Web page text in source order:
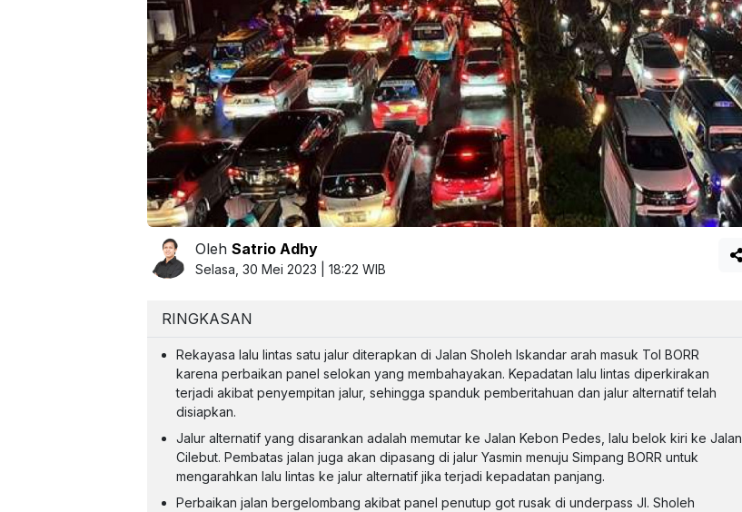
OlehSatrio Adhy
Selasa, 30 Mei 2023 | 18:22 WIB
RINGKASAN
Rekayasa lalu lintas satu jalur diterapkan di Jalan Sholeh Iskandar arah masuk Tol BORR
karena perbaikan panel selokan yang membahayakan. Kepadatan lalu lintas diperkirakan
terjadi akibat penyempitan jalur, sehingga spanduk pemberitahuan dan jalur alternatif telah
disiapkan.
Jalur alternatif yang disarankan adalah memutar ke Jalan Kebon Pedes, lalu belok kiri ke Jalan
Cilebut. Pembatas jalan juga akan dipasang di jalur Yasmin menuju Simpang BORR untuk
mengarahkan lalu lintas ke jalur alternatif jika terjadi kepadatan panjang.
Perbaikan jalan bergelombang akibat panel penutup got rusak di underpass Jl. Sholeh